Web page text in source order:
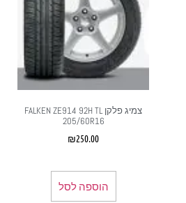
צמיג פלקן FALKEN ZE914 92H TL
205/60R16
₪250.00
הוספה לסל